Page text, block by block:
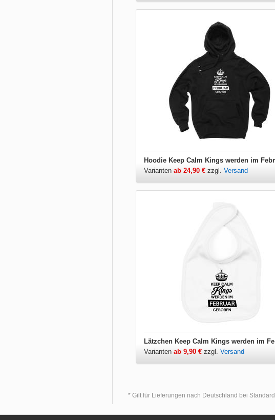
Varianten ab 24,90 € zzgl. Versand
Varianten ab 9,90 € zzgl. Versand
* Gilt für Lieferungen nach Deutschland bei